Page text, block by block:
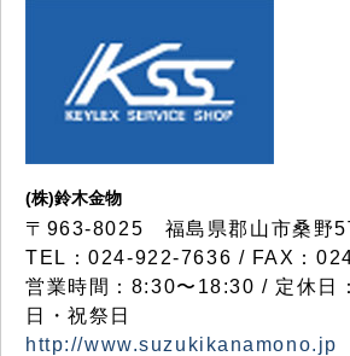
(株)鈴木金物
〒963-8025 福島県郡山市桑野5
TEL：024-922-7636 / FAX：
営業時間：8:30〜18:30 / 定休日
日・祝祭日
http://www.suzukikanamono.jp